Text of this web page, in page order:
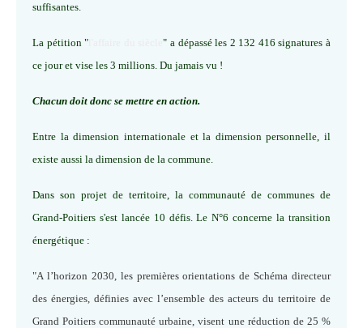
suffisantes.
La pétition " l'affaire du siècle" a dépassé les 2 132 416 signatures à
ce jour et vise les 3 millions. Du jamais vu !
Chacun doit donc se mettre en action.
Entre la dimension internationale et la dimension personnelle, il
existe aussi la dimension de la commune.
Dans son projet de territoire, la communauté de communes de
Grand-Poitiers s'est lancée 10 défis. Le N°6 concerne la transition
énergétique :
"A l’horizon 2030, les premières orientations de Schéma directeur
des énergies, définies avec l’ensemble des acteurs du territoire de
Grand Poitiers communauté urbaine, visent une réduction de 25 %